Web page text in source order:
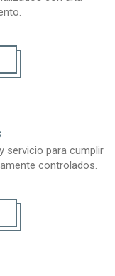
servicio para cumplir
controlados.